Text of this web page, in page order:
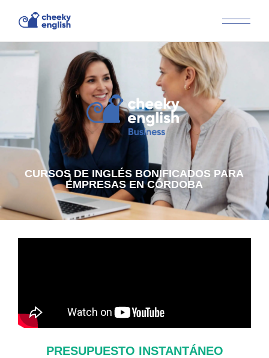
CURSOS DE INGLÉS BONIFICADOS PARA
EMPRESAS EN CÓRDOBA
PRESUPUESTO INSTANTÁNEO